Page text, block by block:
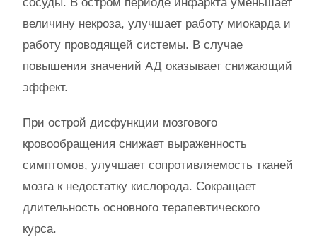
сосуды. В остром периоде инфаркта уменьшает
величину некроза, улучшает работу миокарда и
работу проводящей системы. В случае
повышения значений АД оказывает снижающий
эффект.
При острой дисфункции мозгового
кровообращения снижает выраженность
симптомов, улучшает сопротивляемость тканей
мозга к недостатку кислорода. Сокращает
длительность основного терапевтического
курса.